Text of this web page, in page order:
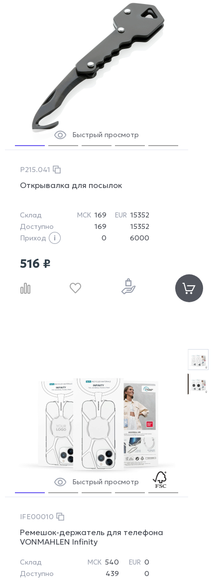
Быстрый просмотр
P215.041
Открывалка для посылок
Склад МСК 169 EUR 15352
Доступно
169
15352
Приход
0 6000
516 ₽
Быстрый просмотр
IFE00010
Ремешок-держатель для телефона
VONMAHLEN Infinity
Склад МСК 540 EUR 0
Доступно
439
0